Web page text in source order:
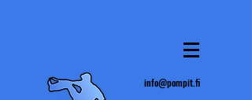
info@pompit.fi